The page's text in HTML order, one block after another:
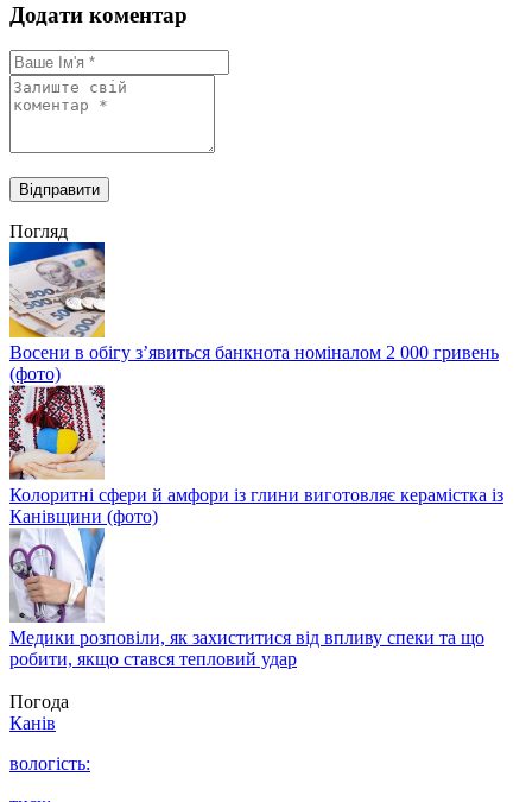
Додати коментар
Погляд
Восени в обігу з’явиться банкнота номіналом 2 000 гривень
(фото)
Колоритні сфери й амфори із глини виготовляє керамістка із
Канівщини (фото)
Медики розповіли, як захиститися від впливу спеки та що
робити, якщо стався тепловий удар
Погода
Канів
вологість: